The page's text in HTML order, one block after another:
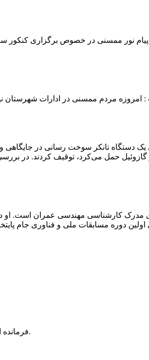
یک دستگاه تانکر سوخت رسانی در
را در حالی که ۵ هزار لیتر گازوئیل حمل می‌کرد،
مدرک کارشناسی مهندسی عمران است.
دوره مسابقات ملی و فناوری جام
فرمانده انتظامي "ممسني" از آتش سوزي 200 هكتار از اراضي كشاورزي واقع در اطراف روستاي "فهلیان" آن شهرستان خبر داد.